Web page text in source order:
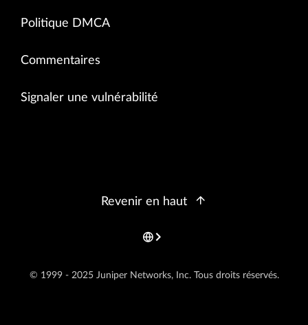
Politique DMCA
Commentaires
Signaler une vulnérabilité
© 1999 - 2025 Juniper Networks, Inc. Tous droits réservés.
Revenir en haut